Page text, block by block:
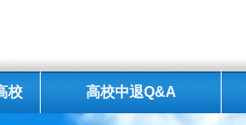
校 高校中退Q&A